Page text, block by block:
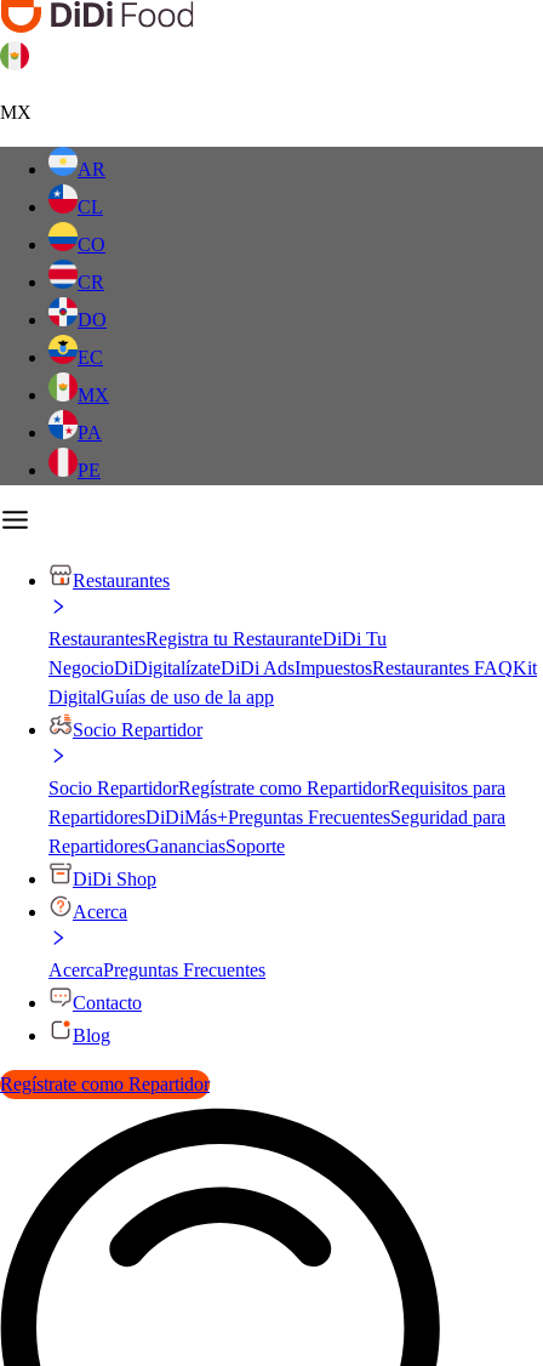
MX
AR
CL
CO
CR
DO
EC
MX
PA
PE
Restaurantes
RestaurantesRegistra tu RestauranteDiDi Tu
NegocioDiDigitalízateDiDi AdsImpuestosRestaurantes FAQKit
DigitalGuías de uso de la app
Socio Repartidor
Socio RepartidorRegístrate como RepartidorRequisitos para
RepartidoresDiDiMás+Preguntas FrecuentesSeguridad para
RepartidoresGananciasSoporte
DiDi Shop
Acerca
AcercaPreguntas Frecuentes
Contacto
Blog
Regístrate como Repartidor